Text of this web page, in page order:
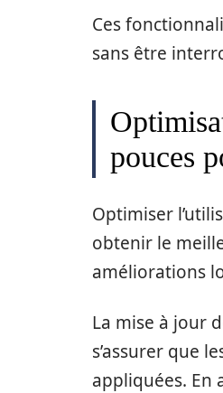
Ces
sans être
pouces
Optimiser
obtenir le
améliorations
La mise à jour
s’assurer que
appliquées. En